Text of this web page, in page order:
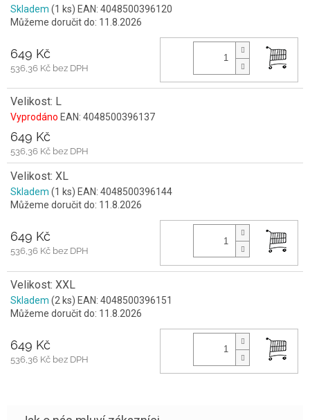
Skladem (1 ks) EAN: 4048500396120
Můžeme doručit do: 11.8.2026
649 Kč
536,36 Kč bez DPH
Velikost: L
Vyprodáno EAN: 4048500396137
649 Kč
536,36 Kč bez DPH
Velikost: XL
Skladem (1 ks) EAN: 4048500396144
Můžeme doručit do: 11.8.2026
649 Kč
536,36 Kč bez DPH
Velikost: XXL
Skladem (2 ks) EAN: 4048500396151
Můžeme doručit do: 11.8.2026
649 Kč
536,36 Kč bez DPH